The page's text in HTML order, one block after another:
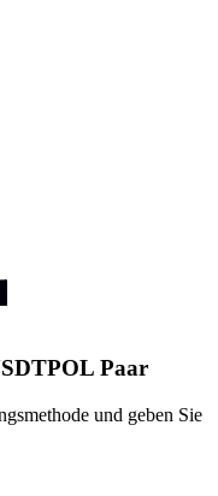
Paar
und geben Sie